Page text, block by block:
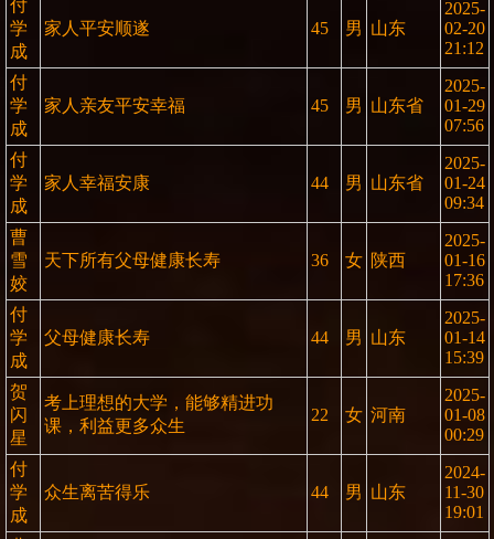
付
学
成
家人平安顺遂 45 男 山东
2025-
02-20
21:12
付
学
成
家人亲友平安幸福 45 男 山东省
2025-
01-29
07:56
付
学
成
家人幸福安康 44 男 山东省
2025-
01-24
09:34
曹
雪
姣
天下所有父母健康长寿 36 女 陕西
2025-
01-16
17:36
付
学
成
父母健康长寿 44 男 山东
2025-
01-14
15:39
贺
闪
星
考上理想的大学，能够精进功
课，利益更多众生
22 女 河南
2025-
01-08
00:29
付
学
成
众生离苦得乐 44 男 山东
2024-
11-30
19:01